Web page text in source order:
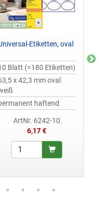
Etiketten, oval
Blatt (=180 Etiketten)
x 42,3 mm oval
haftend
ArtNr. 6242-10
6,17 €